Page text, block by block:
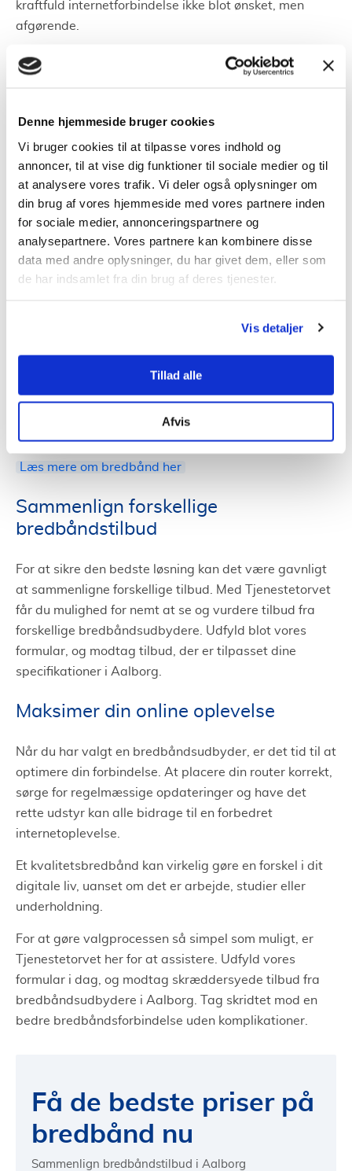
Denne hjemmeside bruger cookies
Vi bruger cookies til at tilpasse vores indhold og
annoncer, til at vise dig funktioner til sociale medier og til
at analysere vores trafik. Vi deler også oplysninger om
din brug af vores hjemmeside med vores partnere inden
for sociale medier, annonceringspartnere og
analysepartnere. Vores partnere kan kombinere disse
data med andre oplysninger, du har givet dem, eller som
de har indsamlet fra din brug af deres tjenester.
Vis detaljer
Tillad alle
Afvis
kraftfuld internetforbindelse ikke blot ønsket, men
afgørende.
De mange fordele ved hurtigt
Med en højhastighedsforbindelse kan daglige digitale
opgaver udføres uden besvær. Streaming af
højopløsningsvideoer, online spil, deltage i virtuelle
møder eller uploade store filer bliver nemmere. For
erhvervslivet betyder dette også hurtigere og mere
effektiv kommunikation samt øget produktivitet.
Vejen til det ideelle bredbånd i
Bredbåndsbehov kan variere fra person til person.
Mens nogle fokuserer på lynhurtige
downloadhastigheder for underholdning, har andre
brug for en stabil forbindelse til hjemmearbejde. At
finde det bedste match til ens individuelle behov er
Læs mere om bredbånd her
Sammenlign forskellige
bredbåndstilbud
For at sikre den bedste løsning kan det være gavnligt
at sammenligne forskellige tilbud. Med Tjenestetorvet
får du mulighed for nemt at se og vurdere tilbud fra
forskellige bredbåndsudbydere. Udfyld blot vores
formular, og modtag tilbud, der er tilpasset dine
specifikationer i Aalborg.
Maksimer din online oplevelse
Når du har valgt en bredbåndsudbyder, er det tid til at
optimere din forbindelse. At placere din router korrekt,
sørge for regelmæssige opdateringer og have det
rette udstyr kan alle bidrage til en forbedret
internetoplevelse.
Et kvalitetsbredbånd kan virkelig gøre en forskel i dit
digitale liv, uanset om det er arbejde, studier eller
underholdning.
For at gøre valgprocessen så simpel som muligt, er
Tjenestetorvet her for at assistere. Udfyld vores
formular i dag, og modtag skræddersyede tilbud fra
bredbåndsudbydere i Aalborg. Tag skridtet mod en
bedre bredbåndsforbindelse uden komplikationer.
Få de bedste priser på
bredbånd nu
Sammenlign bredbåndstilbud i Aalborg